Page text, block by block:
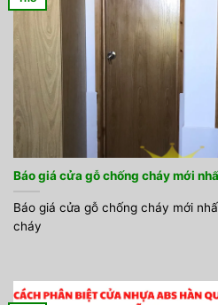
Báo giá cửa gỗ chống cháy mới
Báo giá cửa gỗ chống cháy mới
cháy